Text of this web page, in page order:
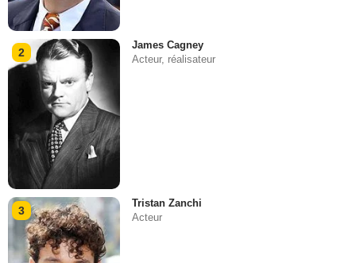
2
James Cagney
Acteur, réalisateur
3
Tristan Zanchi
Acteur